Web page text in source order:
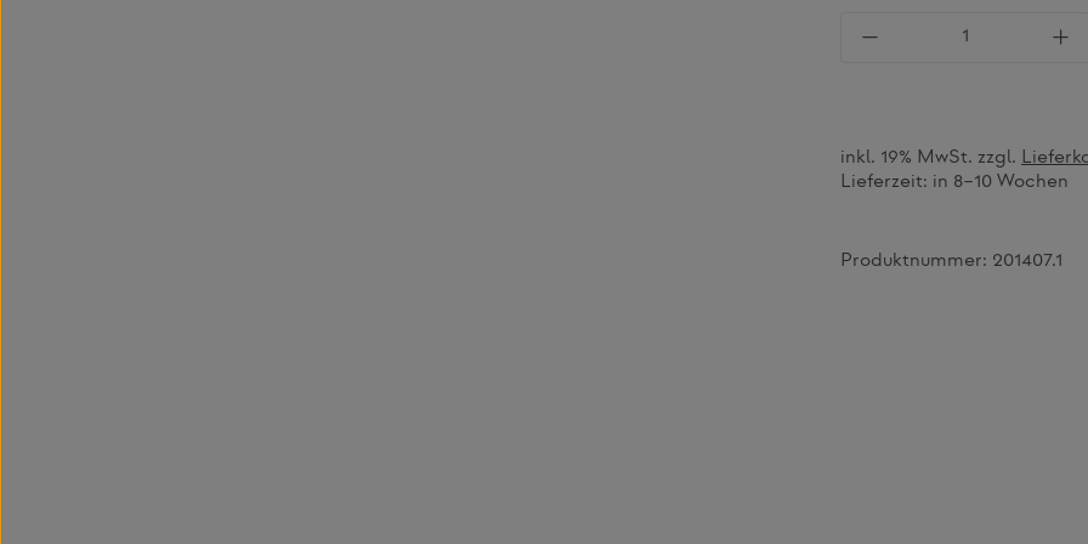
Produkt Anzahl:
inkl. 19% MwSt. zzgl.
Lieferzeit: in 8–10 Wochen
Produktnummer: 201407.1